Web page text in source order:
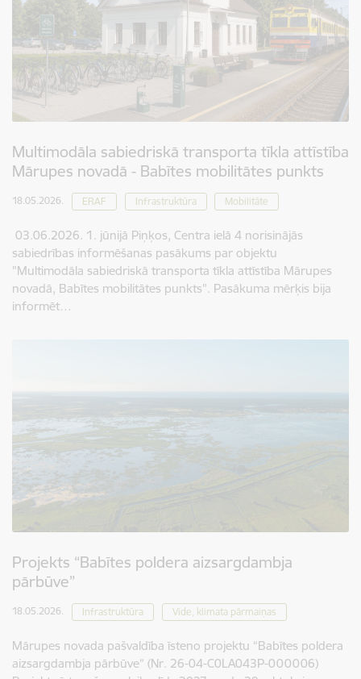
Multimodāla sabiedriskā transporta tīkla attīstība
Mārupes novadā - Babītes mobilitātes punkts
18.05.2026. ERAF Infrastruktūra Mobilitāte
03.06.2026. 1. jūnijā Piņķos, Centra ielā 4 norisinājās
sabiedrības informēšanas pasākums par objektu
"Multimodāla sabiedriskā transporta tīkla attīstība Mārupes
novadā, Babītes mobilitātes punkts". Pasākuma mērķis bija
informēt…
Projekts “Babītes poldera aizsargdambja
pārbūve”
18.05.2026. Infrastruktūra Vide, klimata pārmaiņas
Mārupes novada pašvaldība īsteno projektu “Babītes poldera
aizsargdambja pārbūve” (Nr. 26-04-C0LA043P-000006)